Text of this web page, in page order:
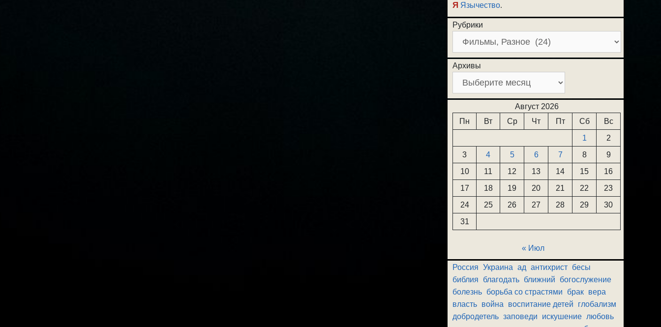
Я Язычество.
Рубрики
Архивы
Август 2026
Пн
Вт Ср Чт Пт Сб
Вс
1
2
3
4 5 6 7 8
9
10
11 12 13 14 15
16
17
18 19 20 21 22
23
24
25 26 27 28 29
30
31
« Июл
Россия Украина ад антихрист бесы
библия
благодать ближний
богослужение
болезнь борьба со страстями брак вера
власть война воспитание детей
глобализм
добродетель заповеди искушение любовь